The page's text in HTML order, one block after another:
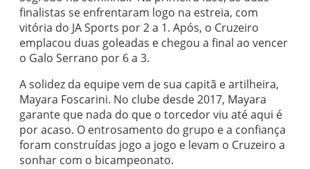
finalistas se enfrentaram logo na estreia, com
vitória do JA Sports por 2 a 1. Após, o Cruzeiro
emplacou duas goleadas e chegou a final ao vencer
o Galo Serrano por 6 a 3.
A solidez da equipe vem de sua capitã e artilheira,
Mayara Foscarini. No clube desde 2017, Mayara
garante que nada do que o torcedor viu até aqui é
por acaso. O entrosamento do grupo e a confiança
foram construídas jogo a jogo e levam o Cruzeiro a
sonhar com o bicampeonato.